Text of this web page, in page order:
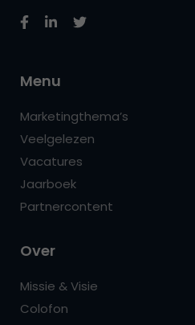
Menu
Marketingthema’s
Veelgelezen
Vacatures
Jaarboek
Partnercontent
Over
Missie & Visie
Colofon